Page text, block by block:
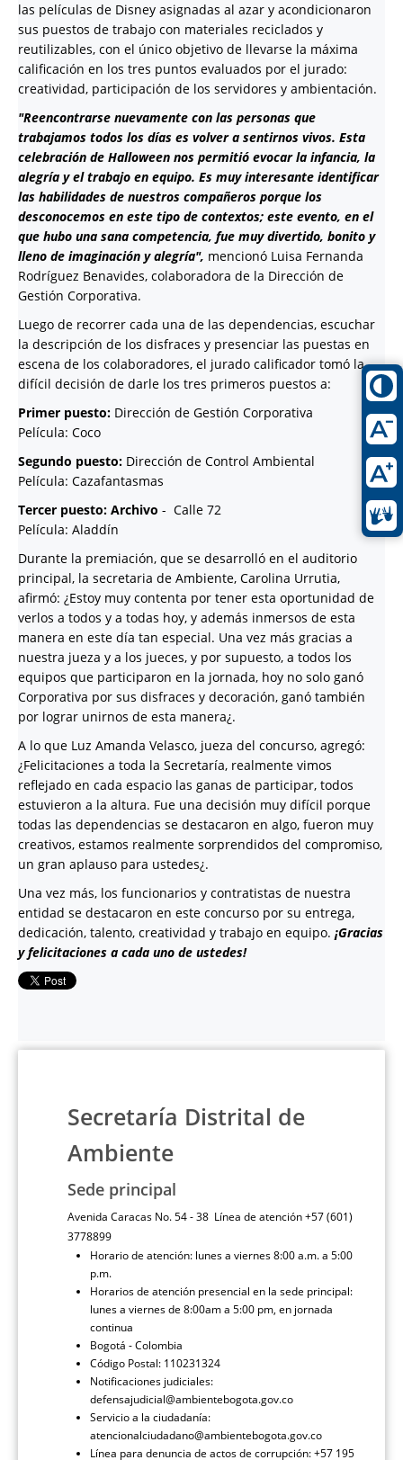
las películas de Disney asignadas al azar y acondicionaron
sus puestos de trabajo con materiales reciclados y
reutilizables, con el único objetivo de llevarse la máxima
calificación en los tres puntos evaluados por el jurado:
creatividad, participación de los servidores y ambientación.
"Reencontrarse nuevamente con las personas que
trabajamos todos los días es volver a sentirnos vivos. Esta
celebración de Halloween nos permitió evocar la infancia, la
alegría y el trabajo en equipo. Es muy interesante identificar
las habilidades de nuestros compañeros porque los
desconocemos en este tipo de contextos; este evento, en el
que hubo una sana competencia, fue muy divertido, bonito y
lleno de imaginación y alegría", mencionó Luisa Fernanda
Rodríguez Benavides, colaboradora de la Dirección de
Gestión Corporativa.
Luego de recorrer cada una de las dependencias, escuchar
la descripción de los disfraces y presenciar las puestas en
escena de los colaboradores, el jurado calificador tomó la
difícil decisión de darle los tres primeros puestos a:
Primer puesto: Dirección de Gestión Corporativa
Película: Coco
Segundo puesto: Dirección de Control Ambiental
Película: Cazafantasmas
Tercer puesto: Archivo - Calle 72
Película: Aladdín
Durante la premiación, que se desarrolló en el auditorio
principal, la secretaria de Ambiente, Carolina Urrutia,
afirmó: ¿Estoy muy contenta por tener esta oportunidad de
verlos a todos y a todas hoy, y además inmersos de esta
manera en este día tan especial. Una vez más gracias a
nuestra jueza y a los jueces, y por supuesto, a todos los
equipos que participaron en la jornada, hoy no solo ganó
Corporativa por sus disfraces y decoración, ganó también
por lograr unirnos de esta manera¿.
A lo que Luz Amanda Velasco, jueza del concurso, agregó:
¿Felicitaciones a toda la Secretaría, realmente vimos
reflejado en cada espacio las ganas de participar, todos
estuvieron a la altura. Fue una decisión muy difícil porque
todas las dependencias se destacaron en algo, fueron muy
creativos, estamos realmente sorprendidos del compromiso,
un gran aplauso para ustedes¿.
Una vez más, los funcionarios y contratistas de nuestra
entidad se destacaron en este concurso por su entrega,
dedicación, talento, creatividad y trabajo en equipo. ¡Gracias
y felicitaciones a cada uno de ustedes!
Secretaría Distrital de
Ambiente
Sede principal
Avenida Caracas No. 54 - 38 Línea de atención +57 (601)
3778899
Horario de atención: lunes a viernes 8:00 a.m. a 5:00
p.m.
Horarios de atención presencial en la sede principal:
lunes a viernes de 8:00am a 5:00 pm, en jornada
continua
Bogotá - Colombia
Código Postal: 110231324
Notificaciones judiciales:
defensajudicial@ambientebogota.gov.co
Servicio a la ciudadanía:
atencionalciudadano@ambientebogota.gov.co
Línea para denuncia de actos de corrupción: +57 195